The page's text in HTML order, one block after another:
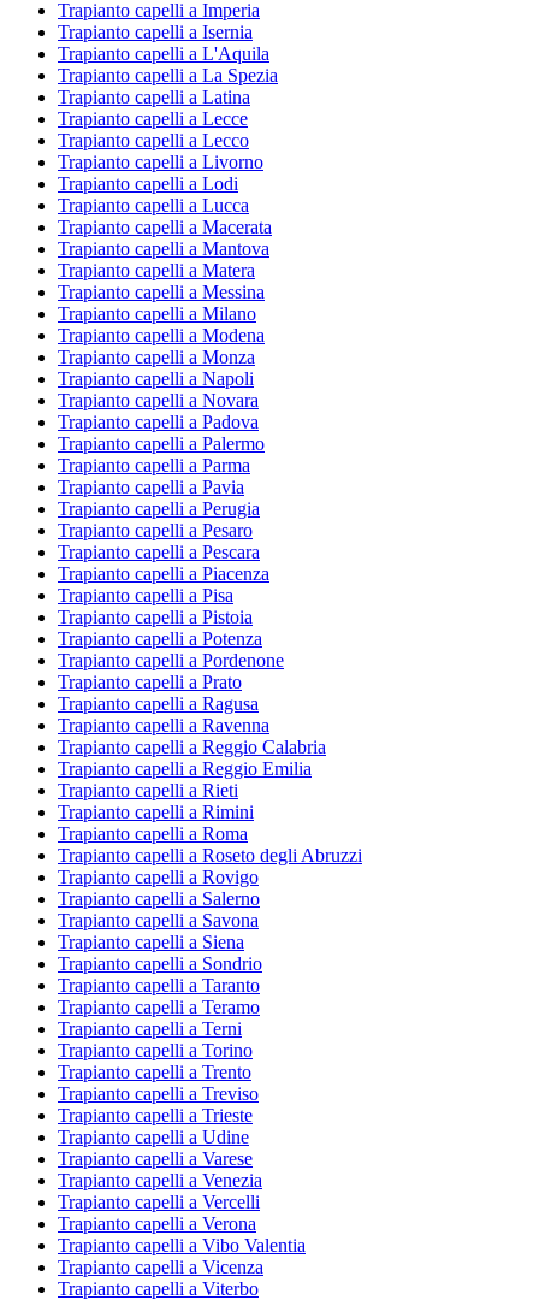
Trapianto capelli a Imperia
Trapianto capelli a Isernia
Trapianto capelli a L'Aquila
Trapianto capelli a La Spezia
Trapianto capelli a Latina
Trapianto capelli a Lecce
Trapianto capelli a Lecco
Trapianto capelli a Livorno
Trapianto capelli a Lodi
Trapianto capelli a Lucca
Trapianto capelli a Macerata
Trapianto capelli a Mantova
Trapianto capelli a Matera
Trapianto capelli a Messina
Trapianto capelli a Milano
Trapianto capelli a Modena
Trapianto capelli a Monza
Trapianto capelli a Napoli
Trapianto capelli a Novara
Trapianto capelli a Padova
Trapianto capelli a Palermo
Trapianto capelli a Parma
Trapianto capelli a Pavia
Trapianto capelli a Perugia
Trapianto capelli a Pesaro
Trapianto capelli a Pescara
Trapianto capelli a Piacenza
Trapianto capelli a Pisa
Trapianto capelli a Pistoia
Trapianto capelli a Potenza
Trapianto capelli a Pordenone
Trapianto capelli a Prato
Trapianto capelli a Ragusa
Trapianto capelli a Ravenna
Trapianto capelli a Reggio Calabria
Trapianto capelli a Reggio Emilia
Trapianto capelli a Rieti
Trapianto capelli a Rimini
Trapianto capelli a Roma
Trapianto capelli a Roseto degli Abruzzi
Trapianto capelli a Rovigo
Trapianto capelli a Salerno
Trapianto capelli a Savona
Trapianto capelli a Siena
Trapianto capelli a Sondrio
Trapianto capelli a Taranto
Trapianto capelli a Teramo
Trapianto capelli a Terni
Trapianto capelli a Torino
Trapianto capelli a Trento
Trapianto capelli a Treviso
Trapianto capelli a Trieste
Trapianto capelli a Udine
Trapianto capelli a Varese
Trapianto capelli a Venezia
Trapianto capelli a Vercelli
Trapianto capelli a Verona
Trapianto capelli a Vibo Valentia
Trapianto capelli a Vicenza
Trapianto capelli a Viterbo